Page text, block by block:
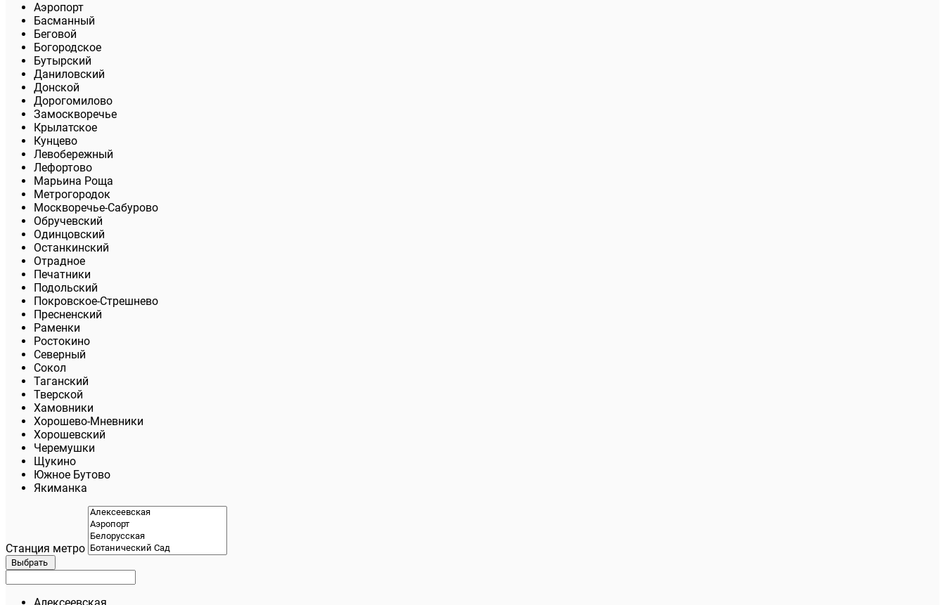
Аэропорт
Басманный
Беговой
Богородское
Бутырский
Даниловский
Донской
Дорогомилово
Замоскворечье
Крылатское
Кунцево
Левобережный
Лефортово
Марьина Роща
Метрогородок
Москворечье-Сабурово
Обручевский
Одинцовский
Останкинский
Отрадное
Печатники
Подольский
Покровское-Стрешнево
Пресненский
Раменки
Ростокино
Северный
Сокол
Таганский
Тверской
Хамовники
Хорошево-Мневники
Хорошевский
Черемушки
Щукино
Южное Бутово
Якиманка
Станция метро
Выбрать